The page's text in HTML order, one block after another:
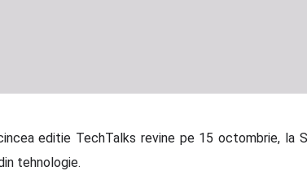
editie TechTalks revine pe 15 octombrie,
tehnologie.